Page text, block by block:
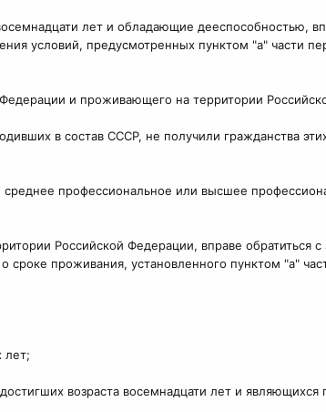
лет и обладающие дееспособностью,
условий, предусмотренных пунктом "а" части
и проживающего на территории
в состав СССР, не получили гражданства этих
профессиональное или высшее
Российской Федерации, вправе обратиться
проживания, установленного пунктом "а"
лет;
возраста восемнадцати лет и